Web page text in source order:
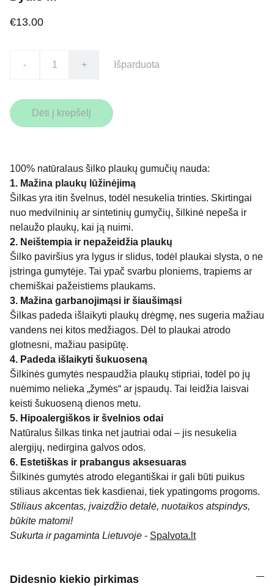
€13.00
- + Išparduota
Dėti į krepšelį
100% natūralaus šilko plaukų gumučių nauda:
1. Mažina plaukų lūžinėjimą
Šilkas yra itin švelnus, todėl nesukelia trinties. Skirtingai
nuo medvilninių ar sintetinių gumyčių, šilkinė nepeša ir
nelaužo plaukų, kai ją nuimi.
2. Neištempia ir nepažeidžia plaukų
Šilko paviršius yra lygus ir slidus, todėl plaukai slysta, o ne
įstringa gumytėje. Tai ypač svarbu ploniems, trapiems ar
chemiškai pažeistiems plaukams.
3. Mažina garbanojimąsi ir šiaušimąsi
Šilkas padeda išlaikyti plaukų drėgmę, nes sugeria mažiau
vandens nei kitos medžiagos. Dėl to plaukai atrodo
glotnesni, mažiau pasipūtę.
4. Padeda išlaikyti šukuoseną
Šilkinės gumytės nespaudžia plaukų stipriai, todėl po jų
nuėmimo nelieka „žymės“ ar įspaudų. Tai leidžia laisvai
keisti šukuoseną dienos metu.
5. Hipoalergiškos ir švelnios odai
Natūralus šilkas tinka net jautriai odai – jis nesukelia
alergijų, nedirgina galvos odos.
6. Estetiškas ir prabangus aksesuaras
Šilkinės gumytės atrodo elegantiškai ir gali būti puikus
stiliaus akcentas tiek kasdienai, tiek ypatingoms progoms.
Stiliaus akcentas, įvaizdžio detalė, nuotaikos atspindys,
būkite matomi!
Sukurta ir pagaminta Lietuvoje - Spalvota.lt
Didesnio kiekio pirkimas